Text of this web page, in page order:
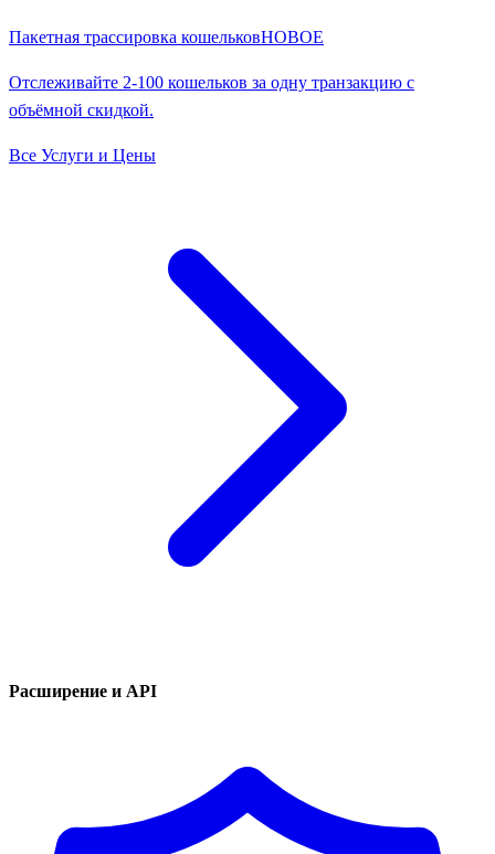
Пакетная трассировка кошельковНОВОЕ
Отслеживайте 2-100 кошельков за одну транзакцию с
объёмной скидкой.
Все Услуги и Цены
Расширение и API